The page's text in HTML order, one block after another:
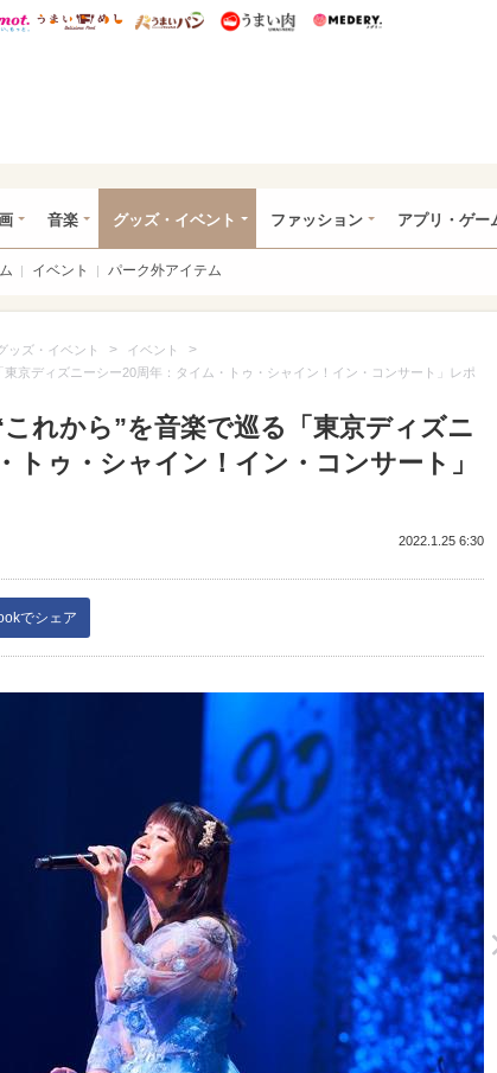
あ総研 ディズニー特集
mimot. うまいめし うまいパン うまい肉
音楽 グッズ・イベント ファッション アプリ・ゲー
イベント パーク外アイテム
ッズ・イベント > イベント >
東京ディズニーシー20周年：タイム・トゥ・シャイン！イン・コンサート」レポ
これから”を音楽で巡る「東京ディズニ
トゥ・シャイン！イン・コンサート」
2022.1.25 6:30
でシェア